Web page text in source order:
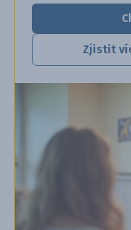
Zjistit